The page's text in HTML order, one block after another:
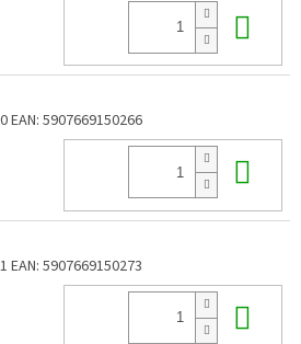
EAN: 5907669150266
EAN: 5907669150273